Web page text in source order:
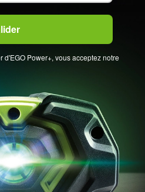
d'EGO Power+, vous acceptez notre